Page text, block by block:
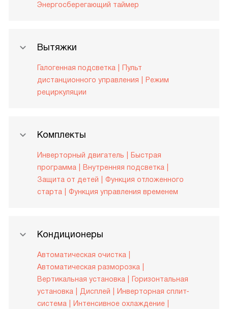
Энергосберегающий таймер
Вытяжки
Галогенная подсветка
Пульт
дистанционного управления
Режим
рециркуляции
Комплекты
Инверторный двигатель
Быстрая
программа
Внутренняя подсветка
Защита от детей
Функция отложенного
старта
Функция управления временем
Кондиционеры
Автоматическая очистка
Автоматическая разморозка
Вертикальная установка
Горизонтальная
установка
Дисплей
Инверторная сплит-
система
Интенсивное охлаждение